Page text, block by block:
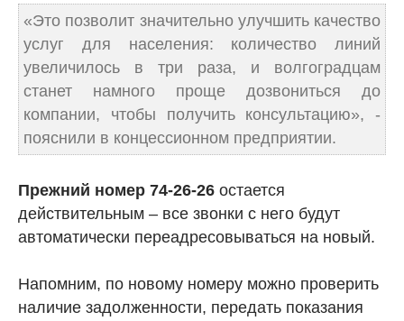
«Это позволит значительно улучшить качество
услуг для населения: количество линий
увеличилось в три раза, и волгоградцам
станет намного проще дозвониться до
компании, чтобы получить консультацию», -
пояснили в концессионном предприятии.
Прежний номер 74-26-26 остается
действительным – все звонки с него будут
автоматически переадресовываться на новый.
Напомним, по новому номеру можно проверить
наличие задолженности, передать показания